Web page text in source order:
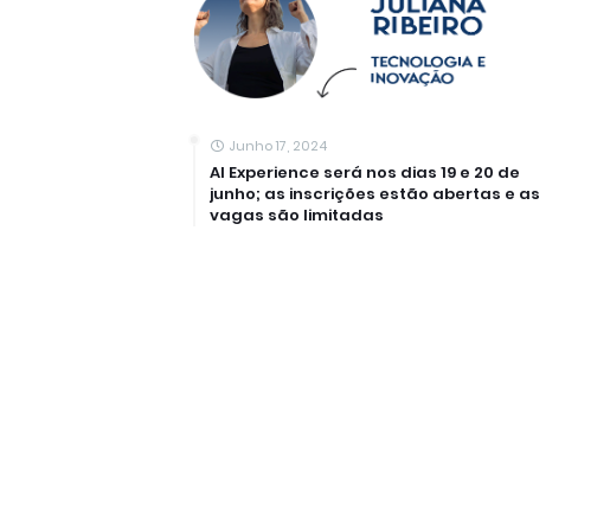
Junho 17, 2024
AI Experience será nos dias 19 e 20 de
junho; as inscrições estão abertas e as
vagas são limitadas